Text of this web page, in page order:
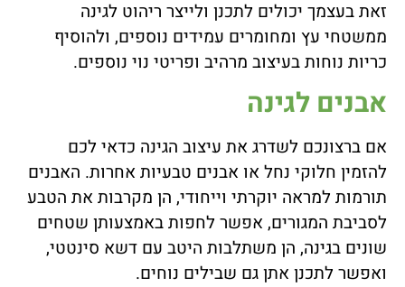
זאת בעצמך יכולים לתכנן ולייצר ריהוט לגינה
ממשטחי עץ ומחומרים עמידים נוספים, ולהוסיף
כריות נוחות בעיצוב מרהיב ופריטי נוי נוספים.
אבנים לגינה
אם ברצונכם לשדרג את עיצוב הגינה כדאי לכם
להזמין חלוקי נחל או אבנים טבעיות אחרות. האבנים
תורמות למראה יוקרתי וייחודי, הן מקרבות את הטבע
לסביבת המגורים, אפשר לחפות באמצעותן שטחים
שונים בגינה, הן משתלבות היטב עם דשא סינטטי,
ואפשר לתכנן אתן גם שבילים נוחים.